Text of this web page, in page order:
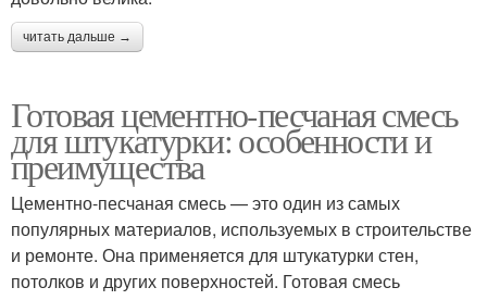
читать дальше →
Готовая цементно-песчаная смесь
для штукатурки: особенности и
преимущества
Цементно-песчаная смесь — это один из самых
популярных материалов, используемых в строительстве
и ремонте. Она применяется для штукатурки стен,
потолков и других поверхностей. Готовая смесь